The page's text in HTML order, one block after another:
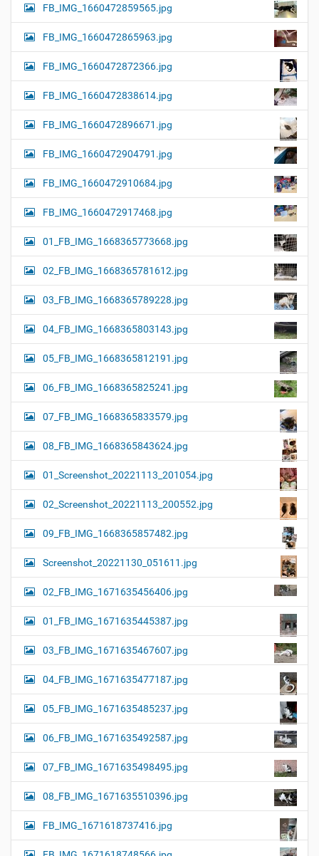
FB_IMG_1660472859565.jpg
FB_IMG_1660472865963.jpg
FB_IMG_1660472872366.jpg
FB_IMG_1660472838614.jpg
FB_IMG_1660472896671.jpg
FB_IMG_1660472904791.jpg
FB_IMG_1660472910684.jpg
FB_IMG_1660472917468.jpg
01_FB_IMG_1668365773668.jpg
02_FB_IMG_1668365781612.jpg
03_FB_IMG_1668365789228.jpg
04_FB_IMG_1668365803143.jpg
05_FB_IMG_1668365812191.jpg
06_FB_IMG_1668365825241.jpg
07_FB_IMG_1668365833579.jpg
08_FB_IMG_1668365843624.jpg
01_Screenshot_20221113_201054.jpg
02_Screenshot_20221113_200552.jpg
09_FB_IMG_1668365857482.jpg
Screenshot_20221130_051611.jpg
02_FB_IMG_1671635456406.jpg
01_FB_IMG_1671635445387.jpg
03_FB_IMG_1671635467607.jpg
04_FB_IMG_1671635477187.jpg
05_FB_IMG_1671635485237.jpg
06_FB_IMG_1671635492587.jpg
07_FB_IMG_1671635498495.jpg
08_FB_IMG_1671635510396.jpg
FB_IMG_1671618737416.jpg